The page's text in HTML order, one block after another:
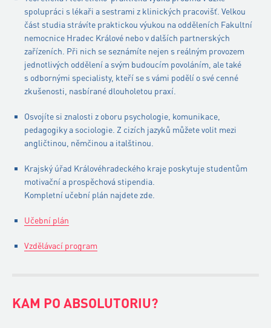
spolupráci s lékaři a sestrami z klinických pracovišť. Velkou
část studia strávíte praktickou výukou na odděleních Fakultní
nemocnice Hradec Králové nebo v dalších partnerských
zařízeních. Při nich se seznámíte nejen s reálným provozem
jednotlivých oddělení a svým budoucím povoláním, ale také
s odbornými specialisty, kteří se s vámi podělí o své cenné
zkušenosti, nasbírané dlouholetou praxí.
Osvojíte si znalosti z oboru psychologie, komunikace,
pedagogiky a sociologie. Z cizích jazyků můžete volit mezi
angličtinou, němčinou a italštinou.
Krajský úřad Královéhradeckého kraje poskytuje studentům
motivační a prospěchová stipendia.
Kompletní učební plán najdete zde.
Učební plán
Vzdělávací program
KAM PO ABSOLUTORIU?